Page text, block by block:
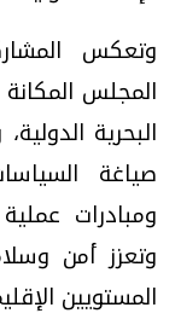
وتعكس
المجلس
البحرية
صياغة
ومبادرات
وتعزز أمن
المستويين